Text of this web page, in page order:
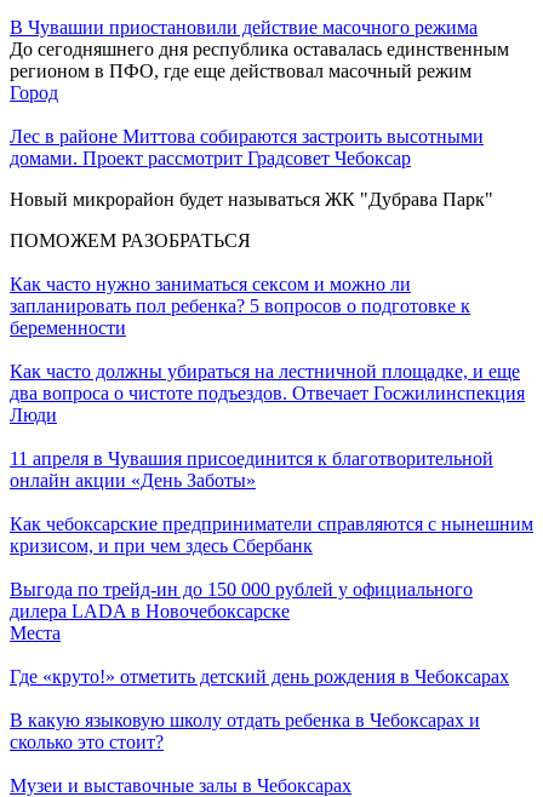
В Чувашии приостановили действие масочного режима
До сегодняшнего дня республика оставалась единственным
регионом в ПФО, где еще действовал масочный режим
Город
Лес в районе Миттова собираются застроить высотными
домами. Проект рассмотрит Градсовет Чебоксар
Новый микрорайон будет называться ЖК "Дубрава Парк"
ПОМОЖЕМ РАЗОБРАТЬСЯ
Как часто нужно заниматься сексом и можно ли
запланировать пол ребенка? 5 вопросов о подготовке к
беременности
Как часто должны убираться на лестничной площадке, и еще
два вопроса о чистоте подъездов. Отвечает Госжилинспекция
Люди
11 апреля в Чувашия присоединится к благотворительной
онлайн акции «День Заботы»
Как чебоксарские предприниматели справляются с нынешним
кризисом, и при чем здесь Сбербанк
Выгода по трейд-ин до 150 000 рублей у официального
дилера LADA в Новочебоксарске
Места
Где «круто!» отметить детский день рождения в Чебоксарах
В какую языковую школу отдать ребенка в Чебоксарах и
сколько это стоит?
Музеи и выставочные залы в Чебоксарах